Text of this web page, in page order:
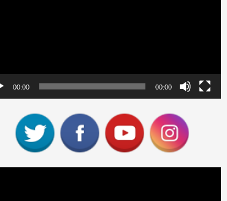
00:00 00:00